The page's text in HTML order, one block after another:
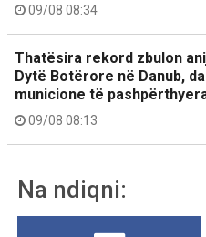
09/08 08:34
Thatësira rekord zbulon
Dytë Botërore në Danub,
municione të
09/08 08:13
Na ndiqni: